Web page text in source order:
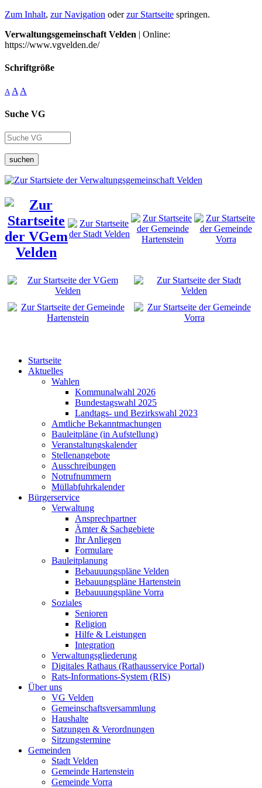
Zum Inhalt, zur Navigation oderzur Startseite springen.
Verwaltungsgemeinschaft Velden | Online:
https://www.vgvelden.de/
Schriftgröße
A A A
Suche VG
suchen
Startseite
Aktuelles
Wahlen
Kommunalwahl 2026
Bundestagswahl 2025
Landtags- und Bezirkswahl 2023
Amtliche Bekanntmachungen
Bauleitpläne (in Aufstellung)
Veranstaltungskalender
Stellenangebote
Ausschreibungen
Notrufnummern
Müllabfuhrkalender
Bürgerservice
Verwaltung
Ansprechpartner
Ämter & Sachgebiete
Ihr Anliegen
Formulare
Bauleitplanung
Bebauuungspläne Velden
Bebauungspläne Hartenstein
Bebauuungspläne Vorra
Soziales
Senioren
Religion
Hilfe & Leistungen
Integration
Verwaltungsgliederung
Digitales Rathaus (Rathausservice Portal)
Rats-Informations-System (RIS)
Über uns
VG Velden
Gemeinschaftsversammlung
Haushalte
Satzungen & Verordnungen
Sitzungstermine
Gemeinden
Stadt Velden
Gemeinde Hartenstein
Gemeinde Vorra